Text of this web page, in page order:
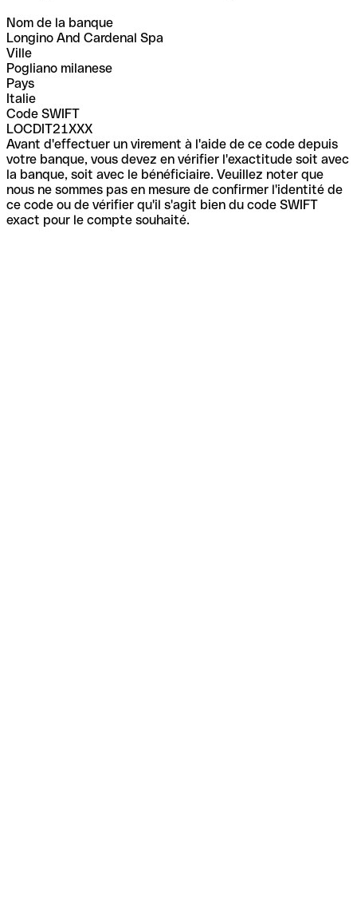
Nom de la banque
Longino And Cardenal Spa
Ville
Pogliano milanese
Pays
Italie
Code SWIFT
LOCDIT21XXX
Avant d'effectuer un virement à l'aide de ce code depuis
votre banque, vous devez en vérifier l'exactitude soit avec
la banque, soit avec le bénéficiaire. Veuillez noter que
nous ne sommes pas en mesure de confirmer l'identité de
ce code ou de vérifier qu'il s'agit bien du code SWIFT
exact pour le compte souhaité.